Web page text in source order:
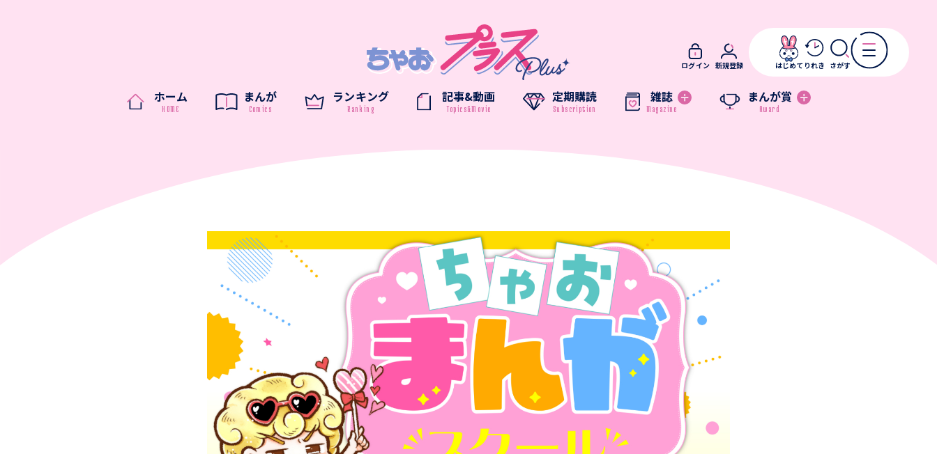
ホーム まんが ランキング 記事&動画 定期購読 雑誌 まんが賞
ログイン 新規登録 はじめて りれき さがす